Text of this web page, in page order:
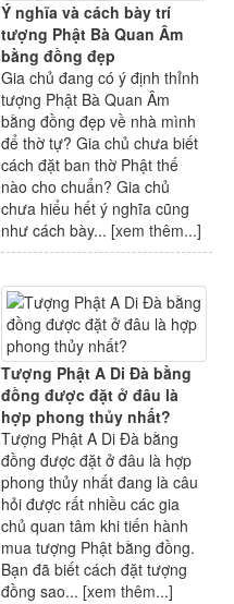
Ý nghĩa và cách bày trí
tượng Phật Bà Quan Âm
bằng đồng đẹp
Gia chủ đang có ý định thỉnh
tượng Phật Bà Quan Âm
bằng đồng đẹp về nhà mình
để thờ tự? Gia chủ chưa biết
cách đặt ban thờ Phật thế
nào cho chuẩn? Gia chủ
chưa hiểu hết ý nghĩa cũng
như cách bày... [xem thêm...]
Tượng Phật A Di Đà bằng
đồng được đặt ở đâu là
hợp phong thủy nhất?
Tượng Phật A Di Đà bằng
đồng được đặt ở đâu là hợp
phong thủy nhất đang là câu
hỏi được rất nhiều các gia
chủ quan tâm khi tiến hành
mua tượng Phật bằng đồng.
Bạn đã biết cách đặt tượng
đồng sao... [xem thêm...]